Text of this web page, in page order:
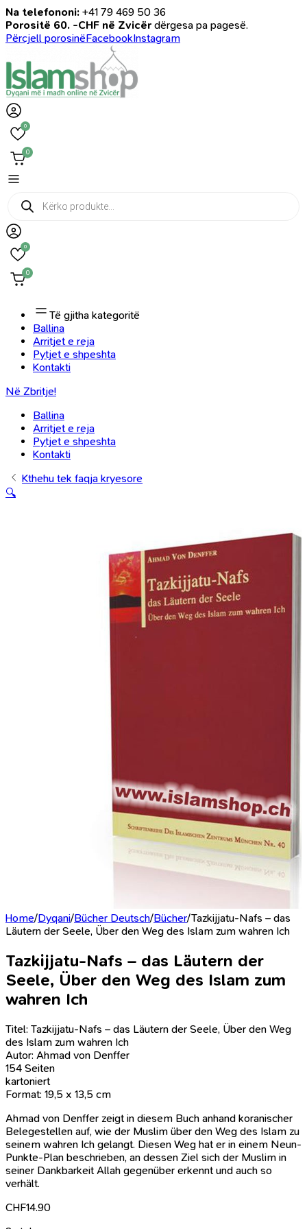
Na telefononi: +41 79 469 50 36
Porositë 60. -CHF në Zvicër dërgesa pa pagesë.
Përcjell porosinëFacebookInstagram
0
0
Products
search
0
0
Të gjitha kategoritë
Ballina
Arritjet e reja
Pytjet e shpeshta
Kontakti
Në Zbritje!
Ballina
Arritjet e reja
Pytjet e shpeshta
Kontakti
Kthehu tek faqja kryesore
🔍
Home/Dyqani/Bücher Deutsch/Bücher/Tazkijjatu-Nafs – das
Läutern der Seele, Über den Weg des Islam zum wahren Ich
Tazkijjatu-Nafs – das Läutern der
Seele, Über den Weg des Islam zum
wahren Ich
Titel: Tazkijjatu-Nafs – das Läutern der Seele, Über den Weg
des Islam zum wahren Ich
Autor: Ahmad von Denffer
154 Seiten
kartoniert
Format: 19,5 x 13,5 cm
Ahmad von Denffer zeigt in diesem Buch anhand koranischer
Belegestellen auf, wie der Muslim über den Weg des Islam zu
seinem wahren Ich gelangt. Diesen Weg hat er in einem Neun-
Punkte-Plan beschrieben, an dessen Ziel sich der Muslim in
seiner Dankbarkeit Allah gegenüber erkennt und auch so
verhält.
CHF14.90